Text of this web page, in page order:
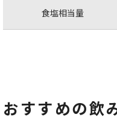
食塩相当量
おすすめの飲